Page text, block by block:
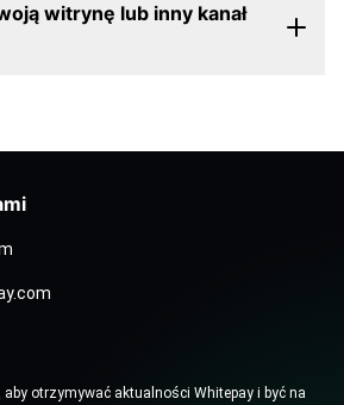
witrynę lub inny kanał
otrzymywać aktualności Whitepay i być na